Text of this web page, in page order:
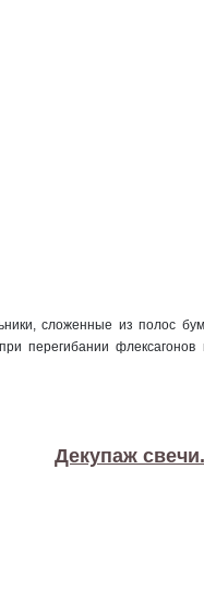
сложенные из полос
перегибании
Декупаж